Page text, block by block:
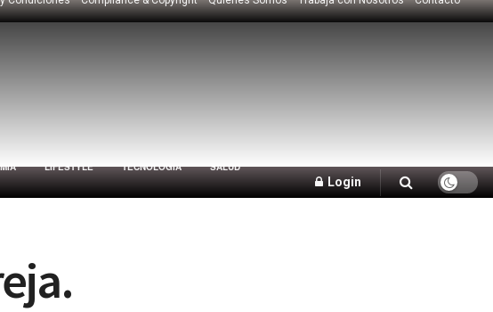
LIFESTYLE TECNOLOGÍA SALUD
Login